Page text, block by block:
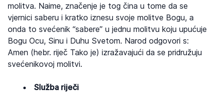
molitva. Naime, značenje je tog čina u tome da se
vjernici saberu i kratko iznesu svoje molitve Bogu, a
onda to svećenik “sabere” u jednu molitvu koju upućuje
Bogu Ocu, Sinu i Duhu Svetom. Narod odgovori s:
Amen (hebr. riječ Tako je) izražavajući da se pridružuju
svećenikovoj molitvi.
Služba riječi